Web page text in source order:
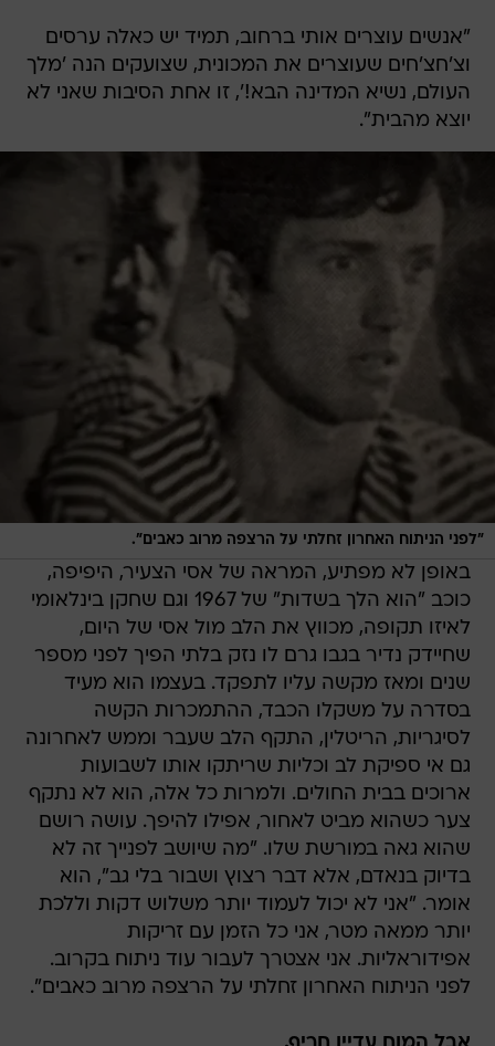
"אנשים עוצרים אותי ברחוב, תמיד יש כאלה ערסים
וצ'חצ'חים שעוצרים את המכונית, שצועקים הנה 'מלך
העולם, נשיא המדינה הבא!', זו אחת הסיבות שאני לא
יוצא מהבית".
"לפני הניתוח האחרון זחלתי על הרצפה מרוב כאבים".
באופן לא מפתיע, המראה של אסי הצעיר, היפיפה,
כוכב "הוא הלך בשדות" של 1967 וגם שחקן בינלאומי
לאיזו תקופה, מכווץ את הלב מול אסי של היום,
שחיידק נדיר בגבו גרם לו נזק בלתי הפיך לפני מספר
שנים ומאז מקשה עליו לתפקד. בעצמו הוא מעיד
בסדרה על משקלו הכבד, ההתמכרות הקשה
לסיגריות, הריטלין, התקף הלב שעבר וממש לאחרונה
גם אי ספיקת לב וכליות שריתקו אותו לשבועות
ארוכים בבית החולים. ולמרות כל אלה, הוא לא נתקף
צער כשהוא מביט לאחור, אפילו להיפך. עושה רושם
שהוא גאה במורשת שלו. "מה שיושב לפנייך זה לא
בדיוק בנאדם, אלא דבר רצוץ ושבור בלי גב", הוא
אומר. "אני לא יכול לעמוד יותר משלוש דקות וללכת
יותר ממאה מטר, אני כל הזמן עם זריקות
אפידוראליות. אני אצטרך לעבור עוד ניתוח בקרוב.
לפני הניתוח האחרון זחלתי על הרצפה מרוב כאבים".